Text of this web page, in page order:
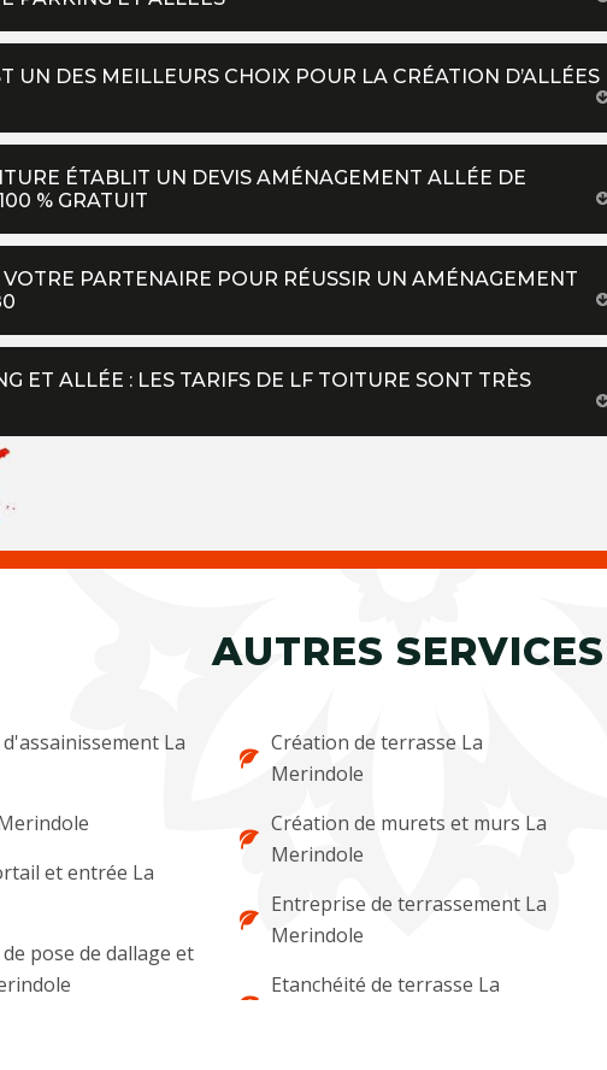
UN DES MEILLEURS CHOIX POUR LA CRÉATION D’ALLÉES
ÉTABLIT UN DEVIS AMÉNAGEMENT ALLÉE DE
% GRATUIT
VOTRE PARTENAIRE POUR RÉUSSIR UN AMÉNAGEMENT
ET ALLÉE : LES TARIFS DE LF TOITURE SONT TRÈS
AUTRES SERVICES
La
et entrée La
pose de dallage et
Création de terrasse La
Merindole
Création de murets et murs La
Merindole
Entreprise de terrassement La
Merindole
Etanchéité de terrasse La